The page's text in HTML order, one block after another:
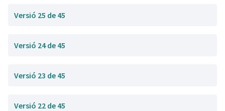
Versió 25 de 45
Versió 24 de 45
Versió 23 de 45
Versió 22 de 45